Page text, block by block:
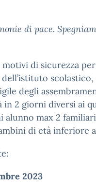
di pace.
di sicurezza
scolastico,
degli
in 2 giorni diversi ai
alunno max 2
di età inferiore
2023